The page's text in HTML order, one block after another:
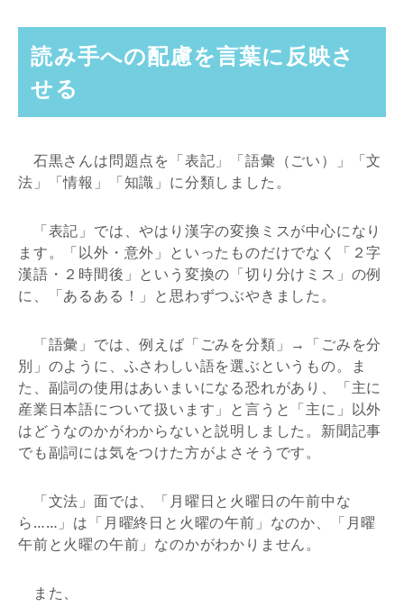
読み手への配慮を言葉に反映さ
せる
石黒さんは問題点を「表記」「語彙（ごい）」「文
法」「情報」「知識」に分類しました。
「表記」では、やはり漢字の変換ミスが中心になり
ます。「以外・意外」といったものだけでなく「２字
漢語・２時間後」という変換の「切り分けミス」の例
に、「あるある！」と思わずつぶやきました。
「語彙」では、例えば「ごみを分類」→「ごみを分
別」のように、ふさわしい語を選ぶというもの。ま
た、副詞の使用はあいまいになる恐れがあり、「主に
産業日本語について扱います」と言うと「主に」以外
はどうなのかがわからないと説明しました。新聞記事
でも副詞には気をつけた方がよさそうです。
「文法」面では、「月曜日と火曜日の午前中な
ら……」は「月曜終日と火曜の午前」なのか、「月曜
午前と火曜の午前」なのかがわかりません。
また、